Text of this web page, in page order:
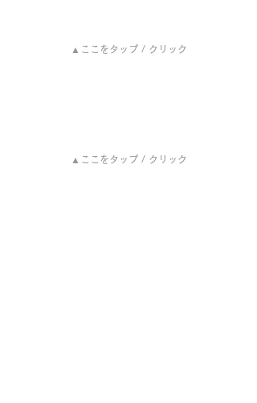
▲ここをタップ / クリック
▲ここをタップ / クリック